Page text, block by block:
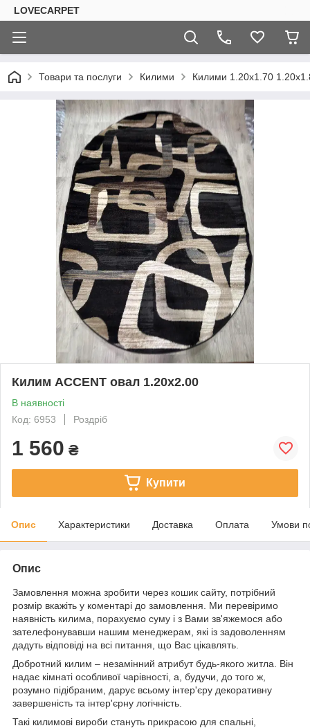
LOVECARPET
Товари та послуги Килими Килими 1.20х1.70
Килим ACCENT овал 1.20х2.00
В наявності
Код: 6953
Роздріб
1 560 ₴
Купити
Опис Характеристики Доставка Оплата Умови
Опис
Замовлення можна зробити через кошик сайту, потрібний
розмір вкажіть у коментарі до замовлення. Ми перевіримо
наявність килима, порахуємо суму і з Вами зв'яжемося або
зателефонувавши нашим менеджерам, які із задоволенням
дадуть відповіді на всі питання, що Вас цікавлять.
Добротний килим – незамінний атрибут будь-якого житла. Він
надає кімнаті особливої чарівності, а, будучи, до того ж,
розумно підібраним, дарує всьому інтер'єру декоративну
завершеність та інтер'єрну логічність.
Такі килимові вироби стануть прикрасою для спальні,